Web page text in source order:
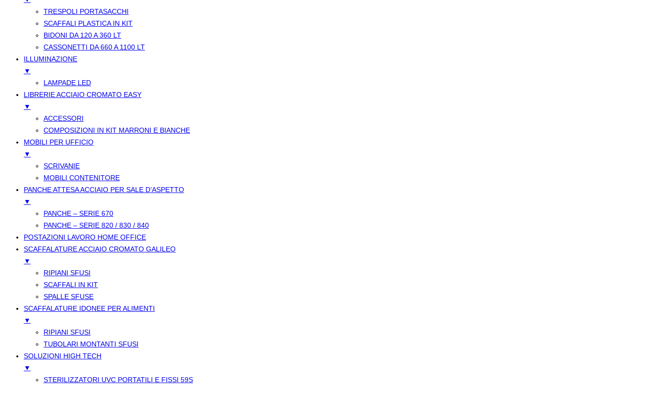
TRESPOLI PORTASACCHI
SCAFFALI PLASTICA IN KIT
BIDONI DA 120 A 360 LT
CASSONETTI DA 660 A 1100 LT
ILLUMINAZIONE
▼
LAMPADE LED
LIBRERIE ACCIAIO CROMATO EASY
▼
ACCESSORI
COMPOSIZIONI IN KIT MARRONI E BIANCHE
MOBILI PER UFFICIO
▼
SCRIVANIE
MOBILI CONTENITORE
PANCHE ATTESA ACCIAIO PER SALE D’ASPETTO
▼
PANCHE – SERIE 670
PANCHE – SERIE 820 / 830 / 840
POSTAZIONI LAVORO HOME OFFICE
SCAFFALATURE ACCIAIO CROMATO GALILEO
▼
RIPIANI SFUSI
SCAFFALI IN KIT
SPALLE SFUSE
SCAFFALATURE IDONEE PER ALIMENTI
▼
RIPIANI SFUSI
TUBOLARI MONTANTI SFUSI
SOLUZIONI HIGH TECH
▼
STERILIZZATORI UVC PORTATILI E FISSI 59S